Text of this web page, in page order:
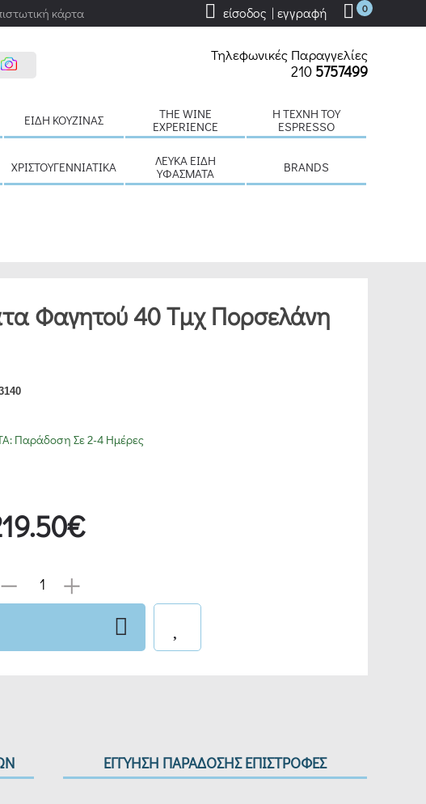
κάρτα 0
είσοδος | εγγραφή
Τηλεφωνικές Παραγγελίες
210 5757499
ΕΊΔΗ ΚΟΥΖΊΝΑΣ
THE WINE
EXPERIENCE
H ΤΈΧΝΗ ΤΟΥ
ESPRESSO
ΧΡΙΣΤΟΥΓΕΝΝΙΆΤΙΚΑ
ΛΕΥΚΆ ΕΊΔΗ
ΥΦΆΣΜΑΤΑ
BRANDS
Φαγητού 40 Τμχ Πορσελάνη
Παράδοση Σε 2-4 Ημέρες
ΕΓΓΥΗΣΗ ΠΑΡΑΔΟΣΗΣ ΕΠΙΣΤΡΟΦΕΣ